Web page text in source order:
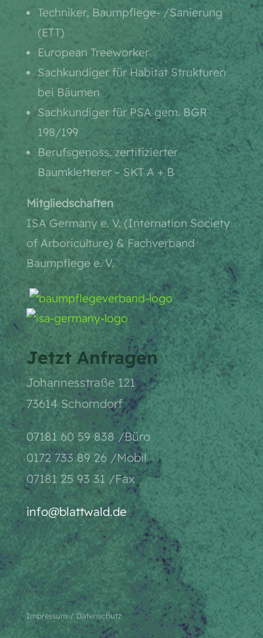
Techniker, Baumpflege- /Sanierung
(ETT)
European Treeworker
Sachkundiger für Habitat Strukturen
bei Bäumen
Sachkundiger für PSA gem. BGR
198/199
Berufsgenoss. zertifizierter
Baumkletterer – SKT A + B
Mitgliedschaften
ISA Germany e. V. (Internation Society
of Arboriculture) & Fachverband
Baumpflege e. V.
Jetzt Anfragen
Johannesstraße 121
73614 Schorndorf
07181 60 59 838 /Büro
0172 733 89 26 /Mobil
07181 25 93 31 /Fax
info@blattwald.de
Impressum/ Datenschutz